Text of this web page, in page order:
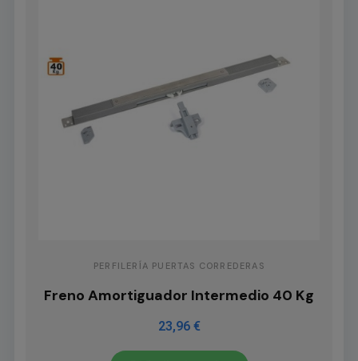
PERFILERÍA PUERTAS CORREDERAS
Freno Amortiguador Intermedio 40 Kg
23,96 €